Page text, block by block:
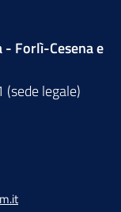
- Forlì-Cesena e
legale)